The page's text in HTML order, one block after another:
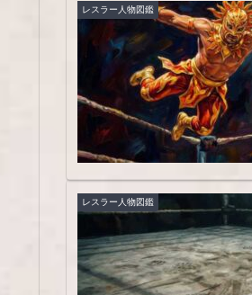
レスラー人物図鑑
レスラー人物図鑑